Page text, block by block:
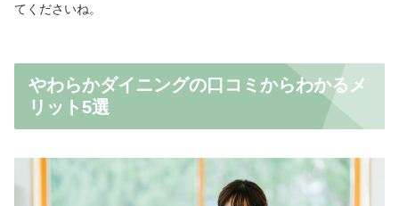
てくださいね。
やわらかダイニングの口コミからわかるメ
リット5選